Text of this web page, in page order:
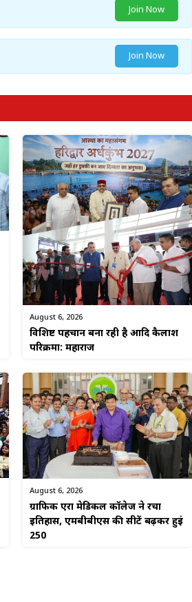
Join Now
Join Now
August 6, 2026
विशिष्ट पहचान बना रही है आदि कैलाश
परिक्रमा: महाराज
August 6, 2026
ग्राफिक एरा मेडिकल कॉलेज ने रचा
इतिहास, एमबीबीएस की सीटें बढ़कर हुईं
250